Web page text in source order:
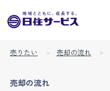
売りたい 売却の流れ
売却の流れ